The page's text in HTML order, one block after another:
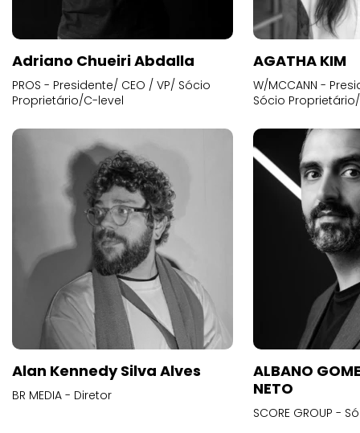
Adriano Chueiri Abdalla
PROS - Presidente/ CEO / VP/ Sócio
Proprietário/C-level
AGATHA KIM
W/MCCANN -
Sócio
Alan Kennedy Silva Alves
BR MEDIA - Diretor
ALBANO
NETO
SCORE GROUP -